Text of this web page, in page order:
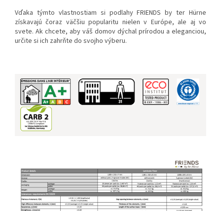
Vďaka týmto vlastnostiam si podlahy FRIENDS by ter Hürne
získavajú čoraz väčšiu popularitu nielen v Európe, ale aj vo
svete. Ak chcete, aby váš domov dýchal prírodou a eleganciou,
určite si ich zahrňte do svojho výberu.